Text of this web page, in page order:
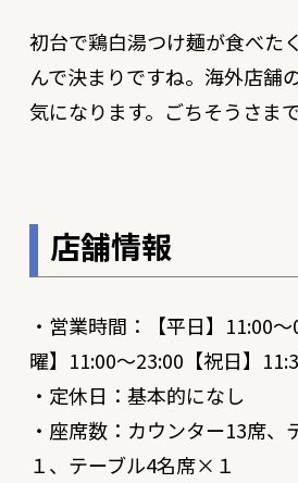
初台で鶏白湯つけ麺が食べた
んで決まりですね。海外店舗
気になります。ごちそうさま
店舗情報
・営業時間：【平日】11:00
曜】11:00〜23:00【祝日】
・定休日：基本的になし
・座席数：カウンター13席
１、テーブル4名席×１